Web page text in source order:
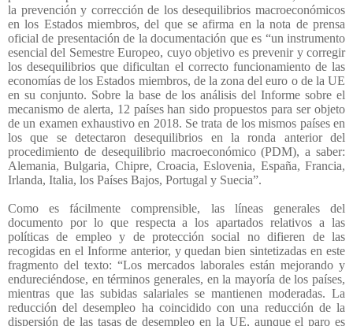
la prevención y corrección de los desequilibrios macroeconómicos
en los Estados miembros, del que se afirma en la nota de prensa
oficial de presentación de la documentación que es “un instrumento
esencial del Semestre Europeo, cuyo objetivo es prevenir y corregir
los desequilibrios que dificultan el correcto funcionamiento de las
economías de los Estados miembros, de la zona del euro o de la UE
en su conjunto. Sobre la base de los análisis del Informe sobre el
mecanismo de alerta, 12 países han sido propuestos para ser objeto
de un examen exhaustivo en 2018. Se trata de los mismos países en
los que se detectaron desequilibrios en la ronda anterior del
procedimiento de desequilibrio macroeconómico (PDM), a saber:
Alemania, Bulgaria, Chipre, Croacia, Eslovenia, España, Francia,
Irlanda, Italia, los Países Bajos, Portugal y Suecia”.
Como es fácilmente comprensible, las líneas generales del
documento por lo que respecta a los apartados relativos a las
políticas de empleo y de protección social no difieren de las
recogidas en el Informe anterior, y quedan bien sintetizadas en este
fragmento del texto: “Los mercados laborales están mejorando y
endureciéndose, en términos generales, en la mayoría de los países,
mientras que las subidas salariales se mantienen moderadas. La
reducción del desempleo ha coincidido con una reducción de la
dispersión de las tasas de desempleo en la UE, aunque el paro es